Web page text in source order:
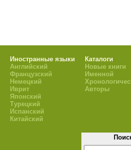
Иностранные языки
Английский
Французский
Немецкий
Иврит
Японский
Турецкий
Испанский
Китайский
Каталоги
Новые книги
Именной
Авторы